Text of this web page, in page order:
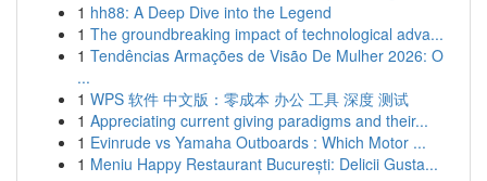
1 hh88: A Deep Dive into the Legend
1 The groundbreaking impact of technological adva...
1 Tendências Armações de Visão De Mulher 2026: O
...
1 WPS 软件 中文版：零成本 办公 工具 深度 测试
1 Appreciating current giving paradigms and their...
1 Evinrude vs Yamaha Outboards : Which Motor ...
1 Meniu Happy Restaurant București: Delicii Gusta...